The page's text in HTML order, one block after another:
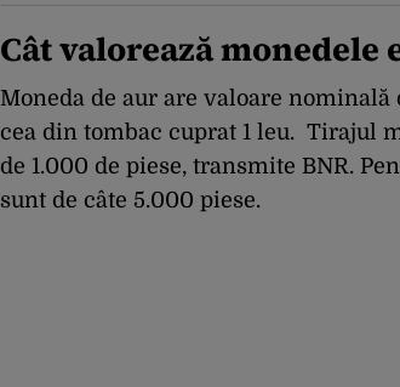
Cât valorează monedele
Moneda de aur are valoare
cea din tombac cuprat 1 leu. Tirajul
de 1.000 de piese, transmite BNR.
sunt de câte 5.000 piese.